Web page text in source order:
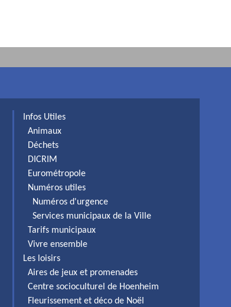
Infos Utiles
Animaux
Déchets
DICRIM
Eurométropole
Numéros utiles
Numéros d'urgence
Services municipaux de la Ville
Tarifs municipaux
Vivre ensemble
Les loisirs
Aires de jeux et promenades
Centre socioculturel de Hoenheim
Fleurissement et déco de Noël